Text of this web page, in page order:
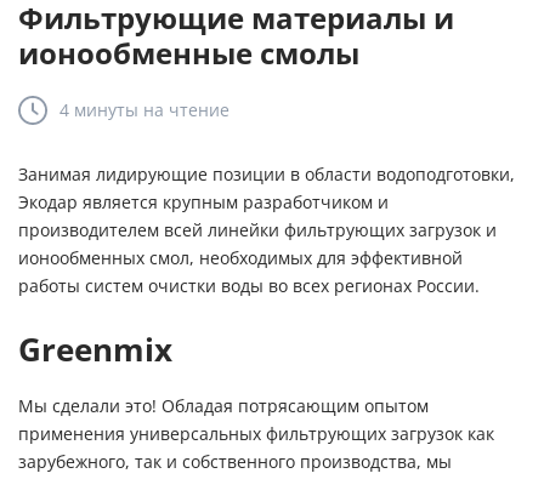
Фильтрующие материалы и
ионообменные смолы
4 минуты на чтение
Занимая лидирующие позиции в области водоподготовки,
Экодар является крупным разработчиком и
производителем всей линейки фильтрующих загрузок и
ионообменных смол, необходимых для эффективной
работы систем очистки воды во всех регионах России.
Greenmix
Мы сделали это! Обладая потрясающим опытом
применения универсальных фильтрующих загрузок как
зарубежного, так и собственного производства, мы